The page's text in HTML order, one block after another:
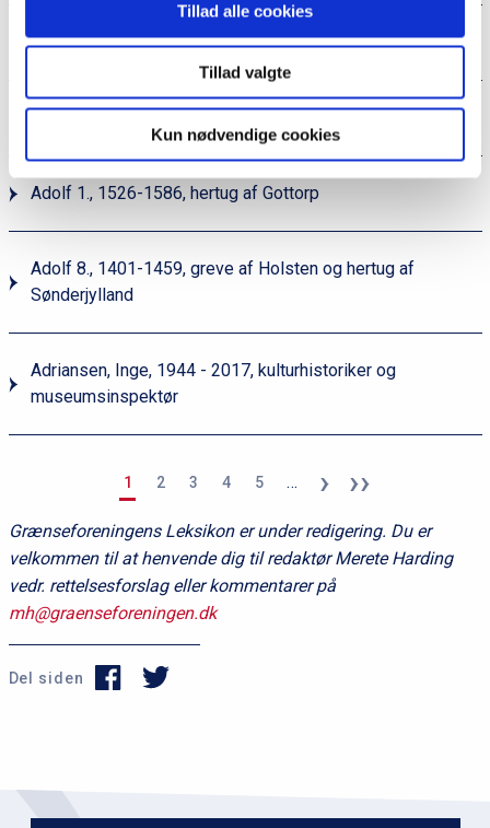
Tillad alle cookies
Tillad valgte
Kun nødvendige cookies
Admiralstat
Adolf 1., 1526-1586, hertug af Gottorp
Adolf 8., 1401-1459, greve af Holsten og hertug af
Sønderjylland
Adriansen, Inge, 1944 - 2017, kulturhistoriker og
museumsinspektør
S
d
e
i
Nuværende
side
1 Side
2 Side
3 Side
4 Side
5 … Næste
› Sidste
››
Grænseforeningens Leksikon er under redigering. Du er
velkommen til at henvende dig til redaktør Merete Harding
vedr. rettelsesforslag eller kommentarer på
mh@graenseforeningen.dk
Del siden